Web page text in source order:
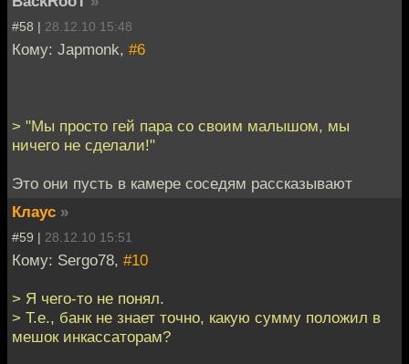
#58 | 28.12.10 15:48
Кому: Japmonk, #6
> "Мы просто гей пара со своим малышом, мы
ничего не сделали!"
Это они пусть в камере соседям рассказывают
Клаус »
#59 | 28.12.10 15:51
Кому: Sergo78, #10
> Я чего-то не понял.
> Т.е., банк не знает точно, какую сумму положил в
мешок инкассаторам?